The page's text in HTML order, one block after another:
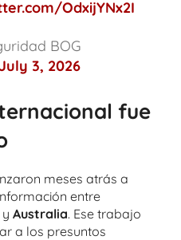
OdxijYNx2I
BOG
3, 2026
fue
meses atrás a
entre
y Australia. Ese trabajo
a los presuntos